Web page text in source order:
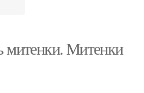
митенки. Митенки